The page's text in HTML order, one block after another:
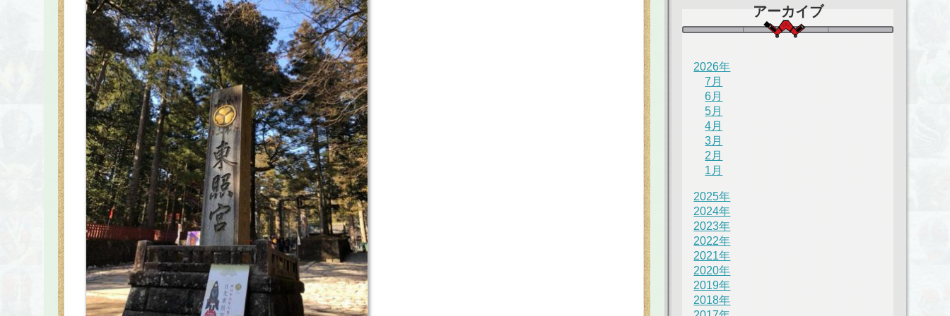
アーカイブ
2026年
7月
6月
5月
4月
3月
2月
1月
2025年
2024年
2023年
2022年
2021年
2020年
2019年
2018年